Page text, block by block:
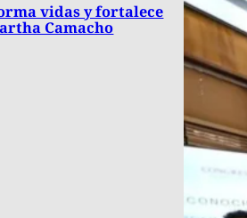
vidas y fortalece
Camacho